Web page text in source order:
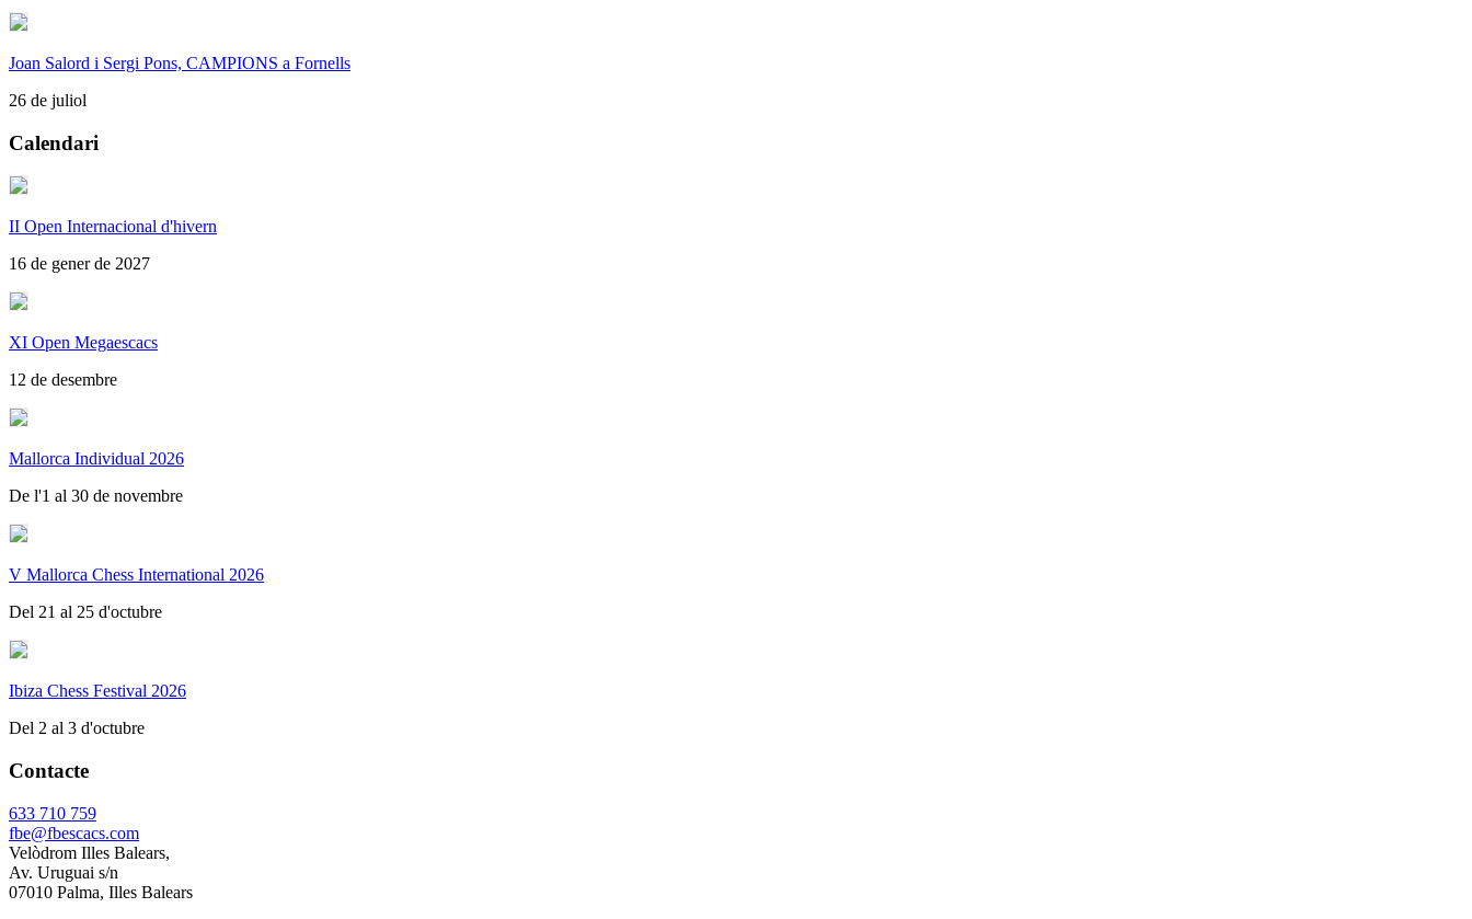
Joan Salord i Sergi Pons, CAMPIONS a Fornells
26 de juliol
Calendari
II Open Internacional d'hivern
16 de gener de 2027
XI Open Megaescacs
12 de desembre
Mallorca Individual 2026
De l'1 al 30 de novembre
V Mallorca Chess International 2026
Del 21 al 25 d'octubre
Ibiza Chess Festival 2026
Del 2 al 3 d'octubre
Contacte
633 710 759
fbe@fbescacs.com
Velòdrom Illes Balears,
Av. Uruguai s/n
07010 Palma, Illes Balears